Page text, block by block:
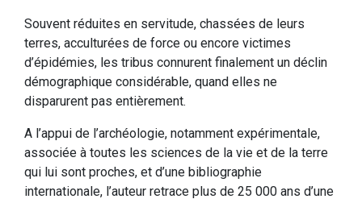
Souvent réduites en servitude, chassées de leurs
terres, acculturées de force ou encore victimes
d’épidémies, les tribus connurent finalement un déclin
démographique considérable, quand elles ne
disparurent pas entièrement.
A l’appui de l’archéologie, notamment expérimentale,
associée à toutes les sciences de la vie et de la terre
qui lui sont proches, et d’une bibliographie
internationale, l’auteur retrace plus de 25 000 ans d’une